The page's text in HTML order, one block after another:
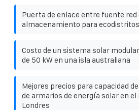
Puerta de enlace entre fuente red
almacenamiento para
Costo de un sistema solar
de 50 kW en una isla australiana
Mejores precios para capacidad
de armarios de energía solar en el
Londres